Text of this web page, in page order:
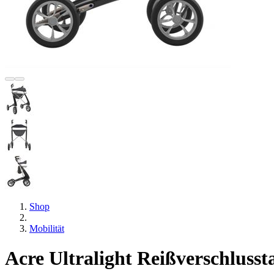
Shop
Mobilität
Acre Ultralight